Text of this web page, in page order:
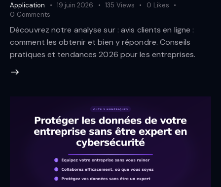
Application 19 juin 2026 135 Views 0 Likes
0 Comments
Découvrez notre analyse sur : avis clients en ligne :
comment les obtenir et bien y répondre. Conseils
pratiques et tendances 2026 pour les entreprises.